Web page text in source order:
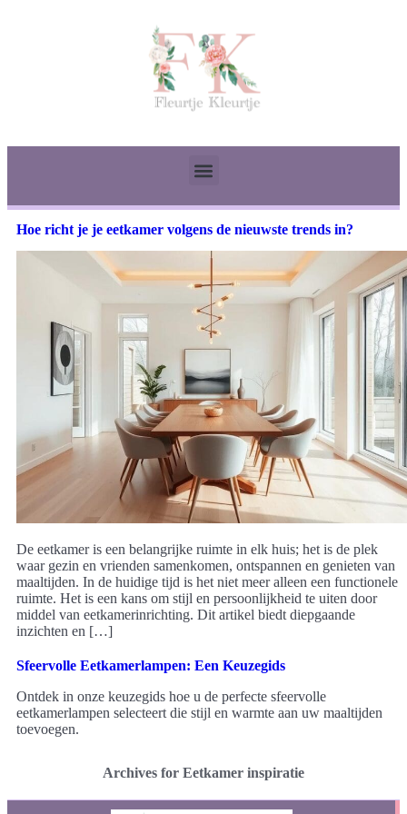
Hoe richt je je eetkamer volgens de nieuwste trends in?
De eetkamer is een belangrijke ruimte in elk huis; het is de plek
waar gezin en vrienden samenkomen, ontspannen en genieten van
maaltijden. In de huidige tijd is het niet meer alleen een functionele
ruimte. Het is een kans om stijl en persoonlijkheid te uiten door
middel van eetkamerinrichting. Dit artikel biedt diepgaande
inzichten en […]
Sfeervolle Eetkamerlampen: Een Keuzegids
Ontdek in onze keuzegids hoe u de perfecte sfeervolle
eetkamerlampen selecteert die stijl en warmte aan uw maaltijden
toevoegen.
Archives for Eetkamer inspiratie